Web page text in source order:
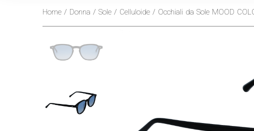
Home/ Donna / Sole/ Celluloide/ Occhiali da Sole MOOD